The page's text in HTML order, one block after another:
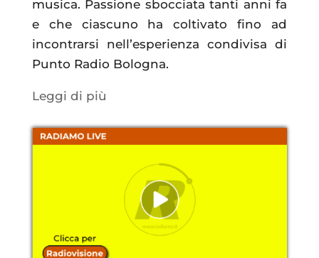
musica. Passione sbocciata tanti anni fa
e che ciascuno ha coltivato fino ad
incontrarsi nell’esperienza condivisa di
Punto Radio Bologna.
Leggi di più